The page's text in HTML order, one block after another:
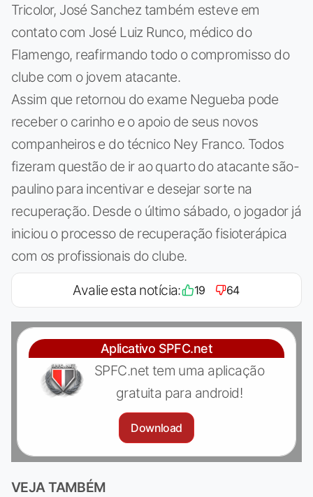
Tricolor, José Sanchez também esteve em
contato com José Luiz Runco, médico do
Flamengo, reafirmando todo o compromisso do
clube com o jovem atacante.
Assim que retornou do exame Negueba pode
receber o carinho e o apoio de seus novos
companheiros e do técnico Ney Franco. Todos
fizeram questão de ir ao quarto do atacante são-
paulino para incentivar e desejar sorte na
recuperação. Desde o último sábado, o jogador já
iniciou o processo de recuperação fisioterápica
com os profissionais do clube.
Avalie esta notícia: 19 64
Aplicativo SPFC.net
SPFC.net tem uma aplicação
gratuita para android!
Download
VEJA TAMBÉM